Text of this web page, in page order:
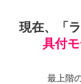
現在、「
具付
最上階